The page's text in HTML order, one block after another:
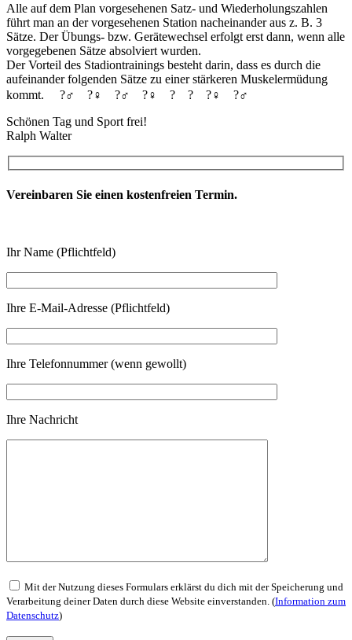
Alle auf dem Plan vorgesehenen Satz- und Wiederholungszahlen
führt man an der vorgesehenen Station nacheinander aus z. B. 3
Sätze. Der Übungs- bzw. Gerätewechsel erfolgt erst dann, wenn alle
vorgegebenen Sätze absolviert wurden.
Der Vorteil des Stadiontrainings besteht darin, dass es durch die
aufeinander folgenden Sätze zu einer stärkeren Muskelermüdung
kommt.
?️‍♂️ ?️‍♀️ ?‍♂️ ?‍♀️ ? ? ?‍♀️
?‍♂️
Schönen Tag und Sport frei!
Ralph Walter
Vereinbaren Sie einen kostenfreien Termin.
Ihr Name (Pflichtfeld)
Ihre E-Mail-Adresse (Pflichtfeld)
Ihre Telefonnummer (wenn gewollt)
Ihre Nachricht
Mit der Nutzung dieses Formulars erklärst du dich mit der Speicherung und
Verarbeitung deiner Daten durch diese Website einverstanden. (Information zum
Datenschutz)